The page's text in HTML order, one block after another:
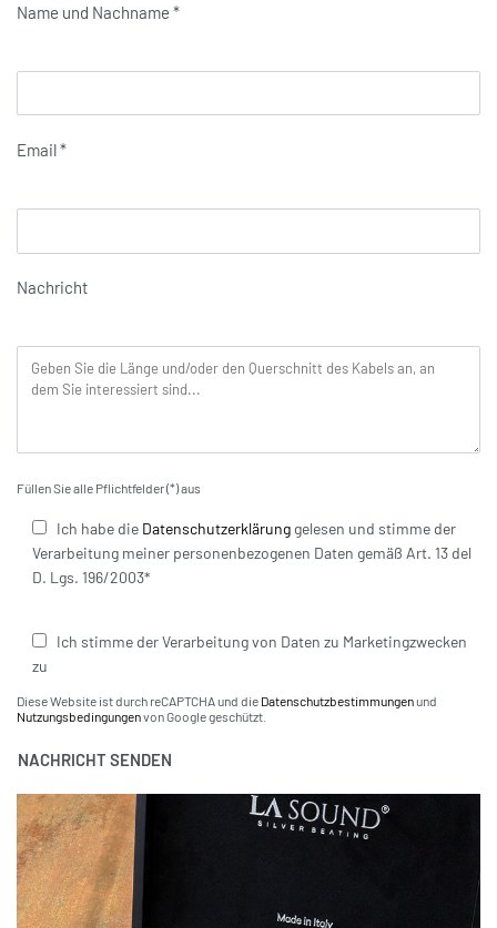
Name und Nachname *
Email *
Nachricht
Füllen Sie alle Pflichtfelder (*) aus
Ich habe die Datenschutzerklärunggelesen und stimme der
Verarbeitung meiner personenbezogenen Daten gemäß Art. 13 del
D. Lgs. 196/2003*
Ich stimme der Verarbeitung von Daten zu Marketingzwecken
zu
Diese Website ist durch reCAPTCHA und die Datenschutzbestimmungenund
Nutzungsbedingungenvon Google geschützt.